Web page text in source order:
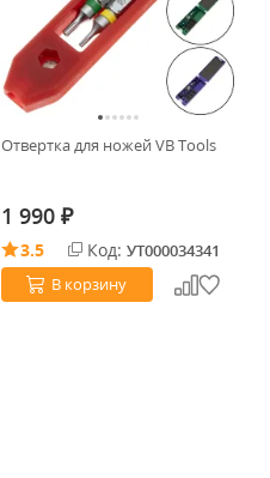
Отвертка для ножей VB Tools
1 990 ₽
3.5 Код: УТ000034341
В корзину